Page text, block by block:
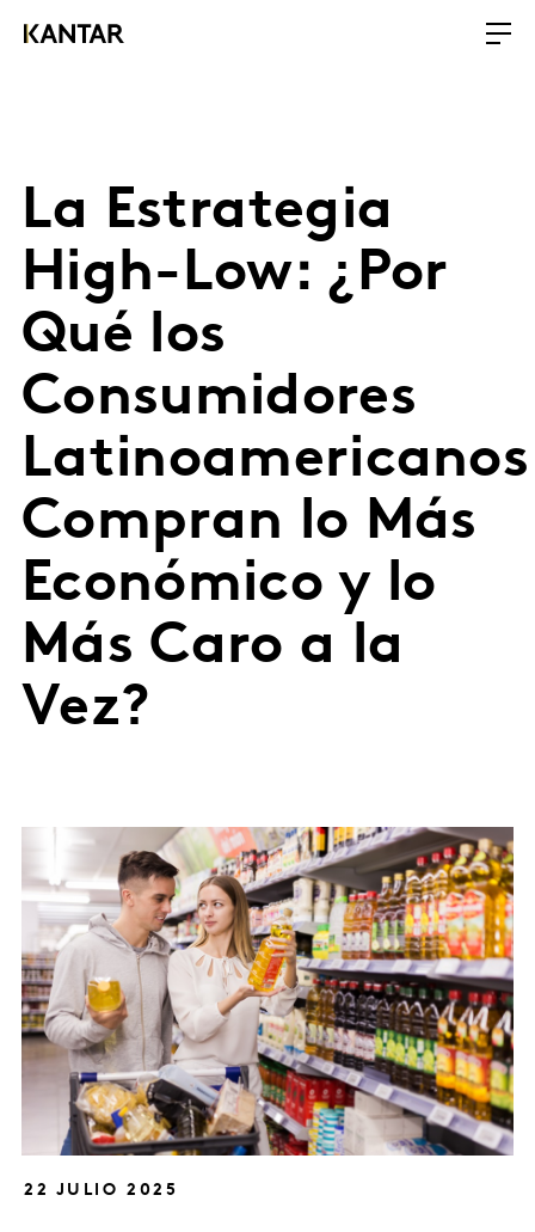
La Estrategia
High-Low: ¿Por
Qué los
Consumidores
Latinoamericanos
Compran lo Más
Económico y lo
Más Caro a la
Vez?
22 JULIO 2025